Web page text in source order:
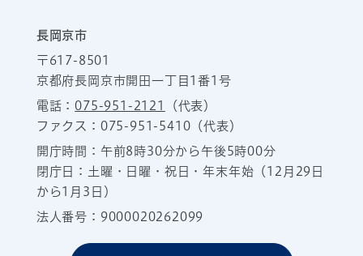
長岡京市
〒617-8501
京都府長岡京市開田一丁目1番1号
電話：075-951-2121
（代表）
ファクス：075-951-5410（代表）
開庁時間：午前8時30分から午後5時00分
閉庁日：土曜・日曜・祝日・年末年始（12月29日
から1月3日）
法人番号：9000020262099